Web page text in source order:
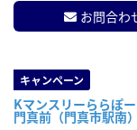
お問合わ
キャンペーン
Kマンスリーららぽ
門真前（門真市駅南